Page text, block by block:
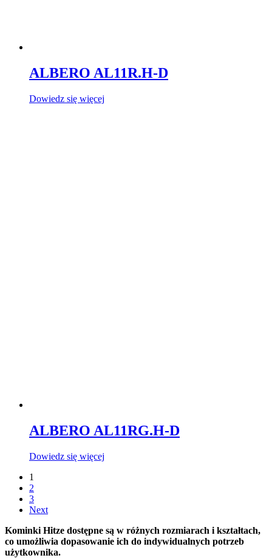
ALBERO AL11R.H-D
Dowiedz się więcej
ALBERO AL11RG.H-D
Dowiedz się więcej
1
2
3
Next
Kominki Hitze dostępne są w różnych rozmiarach i kształtach,
co umożliwia dopasowanie ich do indywidualnych potrzeb
użytkownika.